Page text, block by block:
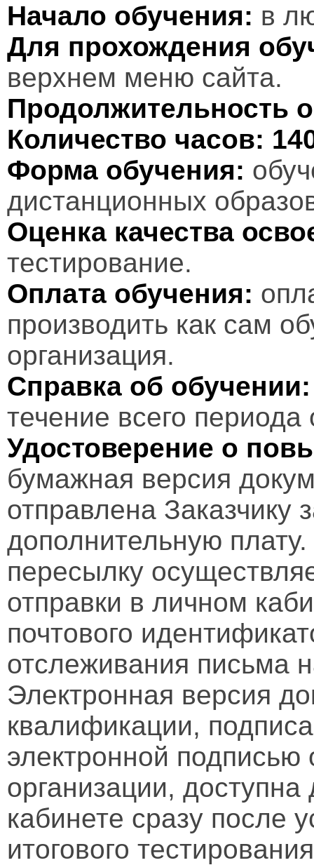
Начало обучения: в
Для прохождения
верхнем меню сайта.
Продолжительность
Количество часов:
Форма обучения:
дистанционных
Оценка качества
тестирование.
Оплата обучения:
производить как сам
организация.
Справка об обучении:
течение всего периода
Удостоверение о
бумажная версия
отправлена Заказчику
дополнительную
пересылку
отправки в личном
почтового
отслеживания письма
Электронная версия
квалификации,
электронной подписью
организации,
кабинете сразу после
итогового